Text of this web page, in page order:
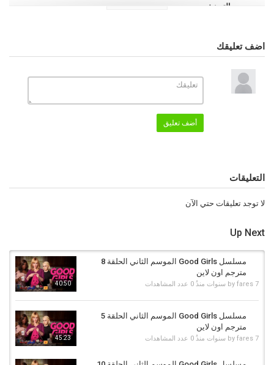
التصنيف
Good Girls
,
Good Girls 2 حلقة 3
, مسلسل Good Girls الموسم 2 الحلقة 3 ,
Good
Girls الموسم الثاني الحلقة 3 مترجم
الحلقة 3
Good Girls الموسم 2 الحلقة 3 ,
مسلسل Good Girls الموسم
الثاني الحلقة 3
Good Girls season 2 episode 3
اضف تعليقك
أضف تعليق
التعليقات
لا توجد تعليقات حتي الآن
Up Next
40:50
مسلسل Good Girls الموسم الثاني الحلقة 8
مترجم اون لاين
by fares 7 سنوات منذُ 0 عدد المشاهدات
45:23
مسلسل Good Girls الموسم الثاني الحلقة 5
مترجم اون لاين
by fares 7 سنوات منذُ 0 عدد المشاهدات